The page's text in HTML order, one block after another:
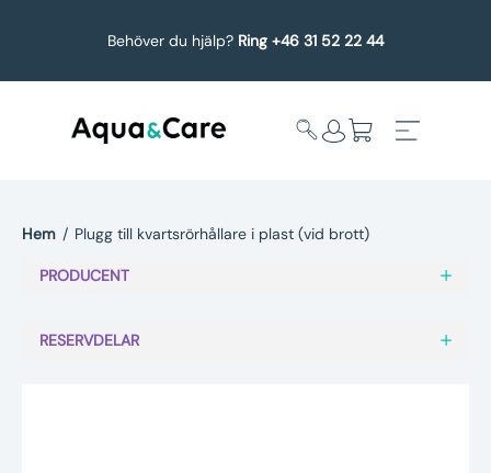
Behöver du hjälp? Ring +46 31 52 22 44
undermeny
Hem / Plugg till kvartsrörhållare i plast (vid brott)
PRODUCENT
RESERVDELAR